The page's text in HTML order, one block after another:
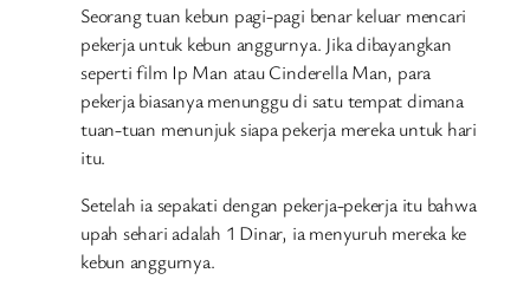
Seorang tuan kebun pagi-pagi benar keluar mencari
pekerja untuk kebun anggurnya. Jika dibayangkan
seperti film Ip Man atau Cinderella Man, para
pekerja biasanya menunggu di satu tempat dimana
tuan-tuan menunjuk siapa pekerja mereka untuk hari
itu.
Setelah ia sepakati dengan pekerja-pekerja itu bahwa
upah sehari adalah 1 Dinar, ia menyuruh mereka ke
kebun anggurnya.